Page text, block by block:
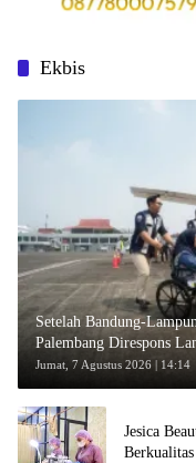
Ekbis
Setelah Bandung-
Palembang Direspons
Jumat, 7 Agustus 2026 | 14:14
Jesica